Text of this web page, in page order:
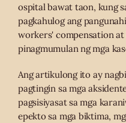
ospital bawat taon, kung
pagkahulog ang
workers' compensation at
pinagmumulan ng mga
Ang artikulong ito ay
pagtingin sa mga
pagsisiyasat sa mga
epekto sa mga biktima,